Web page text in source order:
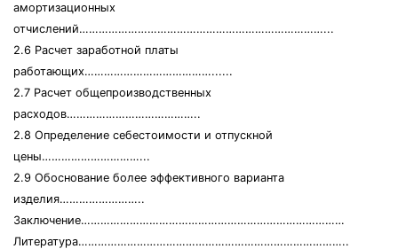
амортизационных
отчислений…………………………………………………………………...
2.6 Расчет заработной платы
работающих…………………………………......
2.7 Расчет общепроизводственных
расходов…………………………………..
2.8 Определение себестоимости и отпускной
цены…………………………...
2.9 Обоснование более эффективного варианта
изделия……………………..
Заключение………………………………………………………………………
Литература………………………………………………………………………..